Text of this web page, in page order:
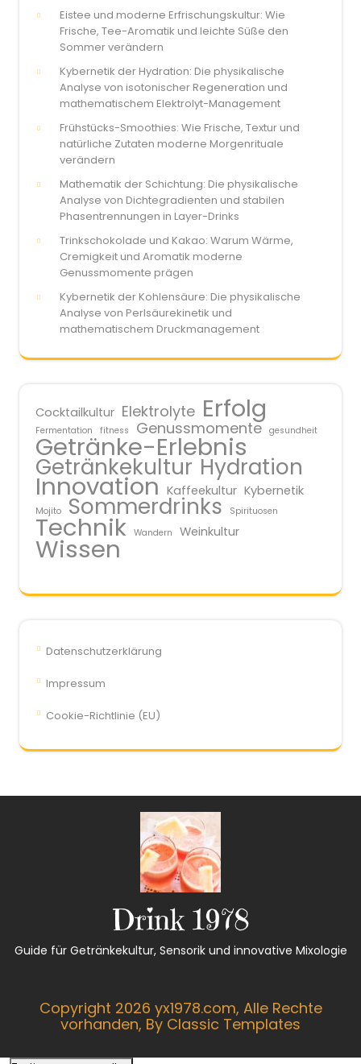
Eistee und moderne Erfrischungskultur: Wie
Frische, Tee-Aromatik und leichte Süße den
Sommer verändern
Kybernetik der Hydration: Die physikalische
Analyse von isotonischer Regeneration und
mathematischem Elektrolyt-Management
Frühstücks-Smoothies: Wie Frische, Textur und
natürliche Zutaten moderne Morgenrituale
verändern
Mathematik der Schichtung: Die physikalische
Analyse von Dichtegradienten und stabilen
Phasentrennungen in Layer-Drinks
Trinkschokolade und Kakao: Warum Wärme,
Cremigkeit und Aromatik moderne
Genussmomente prägen
Kybernetik der Kohlensäure: Die physikalische
Analyse von Perlsäurekinetik und
mathematischem Druckmanagement
Cocktailkultur Elektrolyte Erfolg
Fermentation fitness Genussmomente gesundheit
Getränke-Erlebnis
Getränkekultur Hydration
Innovation Kaffeekultur Kybernetik
Mojito Sommerdrinks Spirituosen
Technik Wandern Weinkultur
Wissen
Datenschutzerklärung
Impressum
Cookie-Richtlinie (EU)
Drink 1978
Guide für Getränkekultur, Sensorik und innovative Mixologie
Copyright 2026 yx1978.com, Alle Rechte
vorhanden, By Classic Templates